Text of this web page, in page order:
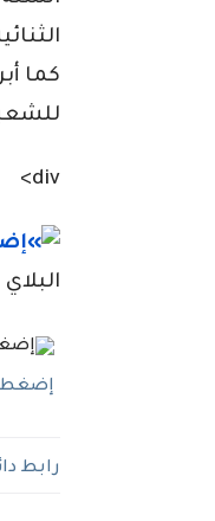
كما
div>
إضغط
رابط